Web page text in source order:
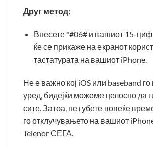
Друг метод:
Внесете *#06# и вашиот 15-
ќе се прикаже на екранот
тастатурата на вашиот iPhone.
Не е важно кој iOS или baseband
уред, бидејќи можеме целосно да
сите. Затоа, не губете повеќе
го отклучувањето на вашиот
Telenor СЕГА.